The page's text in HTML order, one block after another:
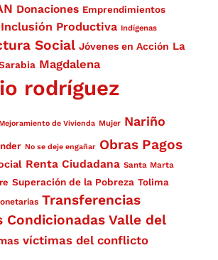
Donaciones Emprendimientos
Inclusión Productiva Indígenas
Social Jóvenes en Acción La
Magdalena
rodríguez
Mejoramiento de Vivienda Mujer Nariño
No se deje engañar Obras Pagos
Renta Ciudadana Santa Marta
Superación de la Pobreza Tolima
Transferencias
Condicionadas Valle del
víctimas del conflicto